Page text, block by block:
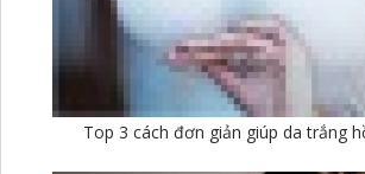
Top 3 cách đơn giản giúp da trắng